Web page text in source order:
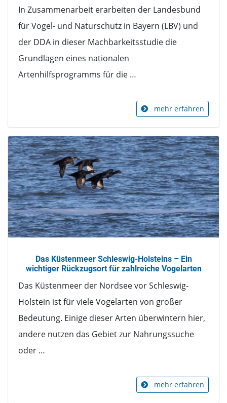
In Zusammenarbeit erarbeiten der Landesbund
für Vogel- und Naturschutz in Bayern (LBV) und
der DDA in dieser Machbarkeitsstudie die
Grundlagen eines nationalen
Artenhilfsprogramms für die …
mehr erfahren
Das Küstenmeer Schleswig-Holsteins – Ein
wichtiger Rückzugsort für zahlreiche Vogelarten
Das Küstenmeer der Nordsee vor Schleswig-
Holstein ist für viele Vogelarten von großer
Bedeutung. Einige dieser Arten überwintern hier,
andere nutzen das Gebiet zur Nahrungssuche
oder …
mehr erfahren